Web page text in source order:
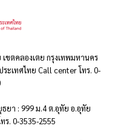
ขตคลองเตย กรุงเทพมหานคร
ะเทศไทย Call center โทร. 0-
ยา : 999 ม.4 ต.อุทัย อ.อุทัย
ร. 0-3535-2555